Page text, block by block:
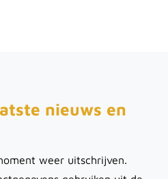
nieuws en
weer uitschrijven.